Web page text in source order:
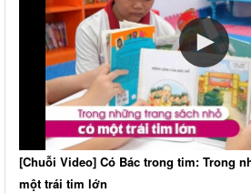
[Chuỗi Video] Có Bác trong tim: Trong
một trái tim lớn